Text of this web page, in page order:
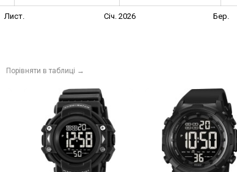
Лист. Січ. 2026 Бер.
Порівняти в таблиці →